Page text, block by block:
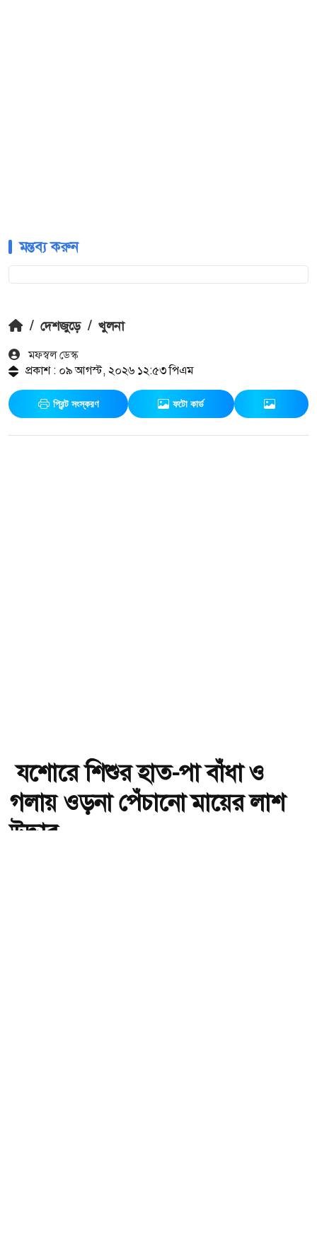
মন্তব্য করুন
/ দেশজুড়ে / খুলনা
মফস্বল ডেস্ক
প্রকাশ : ০৯ আগস্ট, ২০২৬ ১২:৫৩ পিএম
প্রিন্ট সংস্করণ ফটো কার্ড
যশোরে শিশুর হাত-পা বাঁধা ও
গলায় ওড়না পেঁচানো মায়ের লাশ
উদ্ধার